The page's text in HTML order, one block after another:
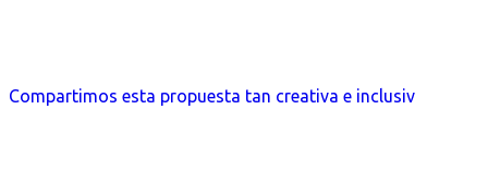
Compartimos esta propuesta tan creativa e inclusiv